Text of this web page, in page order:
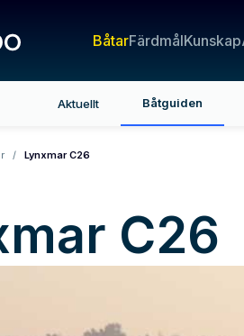
BåtarFärdmålKunskap
Aktuellt Båtguiden
/ Lynxmar C26
C26